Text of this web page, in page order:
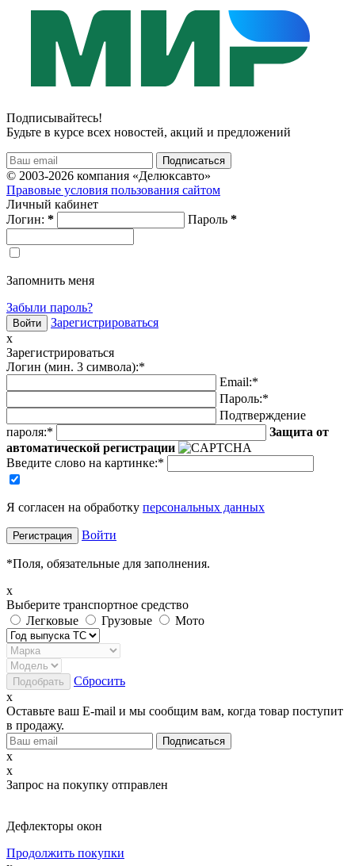
Подписывайтесь!
Будьте в курсе всех новостей, акций и предложений
© 2003-2026 компания «Делюксавто»
Правовые условия пользования сайтом
Личный кабинет
Логин: * Пароль *
Запомнить меня
Забыли пароль?
Зарегистрироваться
x
Зарегистрироваться
Логин (мин. 3 символа):*
Email:*
Пароль:*
Подтверждение
пароля:*
Защита от
автоматической регистрации
Введите слово на картинке:*
Я согласен на обработку персональных данных
Войти
*Поля, обязательные для заполнения.
x
Выберите транспортное средство
Легковые
Грузовые Мото
Сбросить
x
Оставьте ваш E-mail и мы сообщим вам, когда товар поступит
в продажу.
x
x
Запрос на покупку отправлен
Дефлекторы окон
Продолжить покупки